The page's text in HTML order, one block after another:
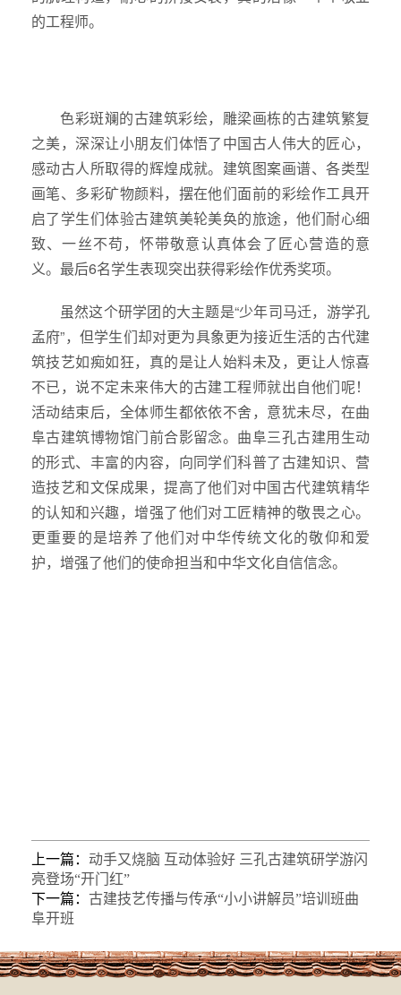
的工程师。
色彩斑斓的古建筑彩绘，雕梁画栋的古建筑繁复
之美，深深让小朋友们体悟了中国古人伟大的匠心，
感动古人所取得的辉煌成就。建筑图案画谱、各类型
画笔、多彩矿物颜料，摆在他们面前的彩绘作工具开
启了学生们体验古建筑美轮美奂的旅途，他们耐心细
致、一丝不苟，怀带敬意认真体会了匠心营造的意
义。最后6名学生表现突出获得彩绘作优秀奖项。
虽然这个研学团的大主题是“少年司马迁，游学孔
孟府”，但学生们却对更为具象更为接近生活的古代建
筑技艺如痴如狂，真的是让人始料未及，更让人惊喜
不已，说不定未来伟大的古建工程师就出自他们呢！
活动结束后，全体师生都依依不舍，意犹未尽，在曲
阜古建筑博物馆门前合影留念。曲阜三孔古建用生动
的形式、丰富的内容，向同学们科普了古建知识、营
造技艺和文保成果，提高了他们对中国古代建筑精华
的认知和兴趣，增强了他们对工匠精神的敬畏之心。
更重要的是培养了他们对中华传统文化的敬仰和爱
护，增强了他们的使命担当和中华文化自信信念。
上一篇： 动手又烧脑 互动体验好 三孔古建筑研学游闪
亮登场“开门红”
下一篇： 古建技艺传播与传承“小小讲解员”培训班曲
阜开班